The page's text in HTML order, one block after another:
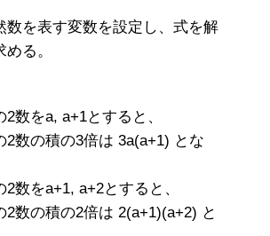
数を表す変数を設定し、式を解
る。
数をa, a+1とすると、
2数の積の3倍は 3a(a+1) とな
数をa+1, a+2とすると、
2数の積の2倍は 2(a+1)(a+2) と